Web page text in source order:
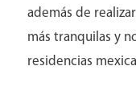
además de
más tranquilas y
residencias